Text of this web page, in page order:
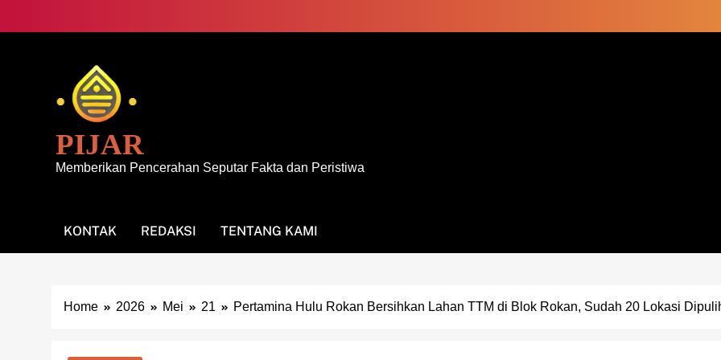
PIJAR
Memberikan Pencerahan Seputar Fakta dan Peristiwa
KONTAK REDAKSI TENTANG KAMI
Home 2026 Mei 21 Pertamina Hulu Rokan Bersihkan Lahan TTM di Blok Rokan, Sudah 20 Lokasi